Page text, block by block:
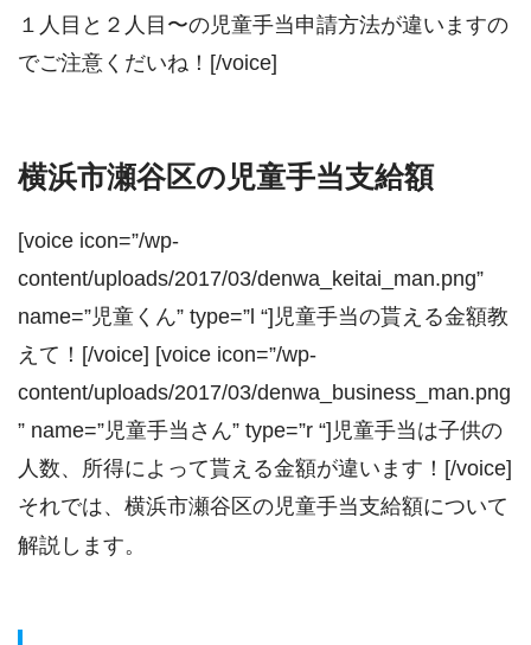
１人目と２人目〜の児童手当申請方法が違いますの
でご注意くだいね！[/voice]
横浜市瀬谷区の児童手当支給額
[voice icon=”/wp-
content/uploads/2017/03/denwa_keitai_man.png”
name=”児童くん” type=”l “]児童手当の貰える金額教
えて！[/voice] [voice icon=”/wp-
content/uploads/2017/03/denwa_business_man.png
” name=”児童手当さん” type=”r “]児童手当は子供の
人数、所得によって貰える金額が違います！[/voice]
それでは、横浜市瀬谷区の児童手当支給額について
解説します。